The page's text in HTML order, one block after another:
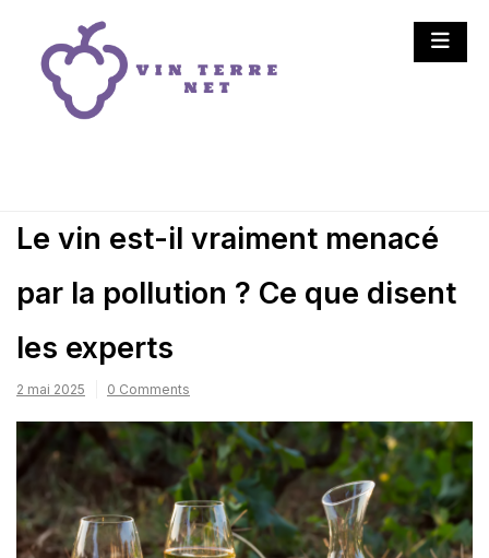
content
Le vin est-il vraiment menacé
par la pollution ? Ce que disent
les experts
2 mai 2025 0 Comments